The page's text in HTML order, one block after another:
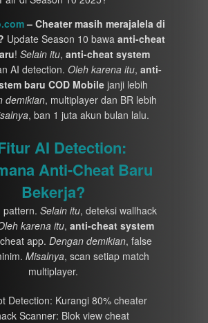
– Cheater masih merajalela di
Update Season 10 bawa anti-cheat
! Selain itu, anti-cheat system
AI detection. Oleh karena itu, anti-
baru COD Mobile janji lebih
demikian, multiplayer dan BR lebih
, ban 1 juta akun bulan lalu.
AI Detection:
Anti-Cheat Baru
Bekerja?
pattern. Selain itu, deteksi wallhack
karena itu, anti-cheat system
app. Dengan demikian, false
Misalnya, scan setiap match
multiplayer.
Detection: Kurangi 80% cheater
Scanner: Blok view cheat